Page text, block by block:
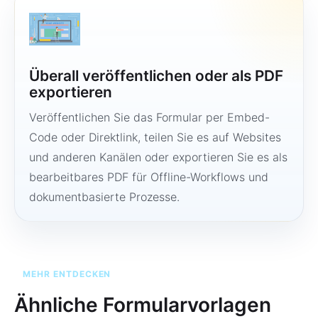
Überall veröffentlichen oder als PDF
exportieren
Veröffentlichen Sie das Formular per Embed-
Code oder Direktlink, teilen Sie es auf Websites
und anderen Kanälen oder exportieren Sie es als
bearbeitbares PDF für Offline-Workflows und
dokumentbasierte Prozesse.
MEHR ENTDECKEN
Ähnliche Formularvorlagen